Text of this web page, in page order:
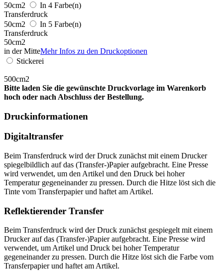
50cm2
In 4 Farbe(n)
Transferdruck
50cm2
In 5 Farbe(n)
Transferdruck
50cm2
in der MitteMehr Infos zu den Druckoptionen
Stickerei
500cm2
Bitte laden Sie die gewünschte Druckvorlage im Warenkorb
hoch oder nach Abschluss der Bestellung.
Druckinformationen
Digitaltransfer
Beim Transferdruck wird der Druck zunächst mit einem Drucker
spiegelbildlich auf das (Transfer-)Papier aufgebracht. Eine Presse
wird verwendet, um den Artikel und den Druck bei hoher
Temperatur gegeneinander zu pressen. Durch die Hitze löst sich die
Tinte vom Transferpapier und haftet am Artikel.
Reflektierender Transfer
Beim Transferdruck wird der Druck zunächst gespiegelt mit einem
Drucker auf das (Transfer-)Papier aufgebracht. Eine Presse wird
verwendet, um Artikel und Druck bei hoher Temperatur
gegeneinander zu pressen. Durch die Hitze löst sich die Farbe vom
Transferpapier und haftet am Artikel.